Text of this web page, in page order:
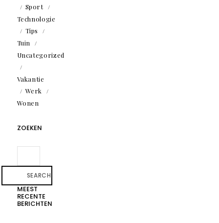
Sport
Technologie
Tips
Tuin
Uncategorized
Vakantie
Werk
Wonen
ZOEKEN
SEARCH
MEEST
RECENTE
BERICHTEN